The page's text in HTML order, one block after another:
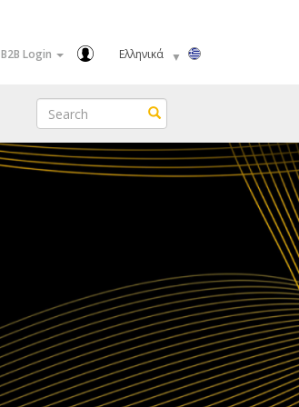
B2B Login
Select
language
Search Search